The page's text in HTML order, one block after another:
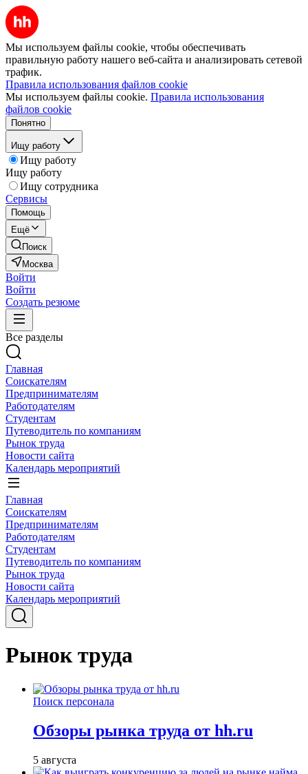
Мы используем файлы cookie, чтобы обеспечивать
правильную работу нашего веб-сайта и анализировать сетевой
трафик.
Правила использования файлов cookie
Мы используем файлы cookie. Правила использования
файлов cookie
Понятно
Ищу работу
Ищу работу
Ищу работу
Ищу сотрудника
Сервисы
Помощь
Ещё
Поиск
Москва
Войти
Войти
Создать резюме
Все разделы
Главная
Соискателям
Предпринимателям
Работодателям
Студентам
Путеводитель по компаниям
Рынок труда
Новости сайта
Календарь мероприятий
Главная
Соискателям
Предпринимателям
Работодателям
Студентам
Путеводитель по компаниям
Рынок труда
Новости сайта
Календарь мероприятий
Рынок труда
Поиск персонала
Обзоры рынка труда от hh.ru
5 августа